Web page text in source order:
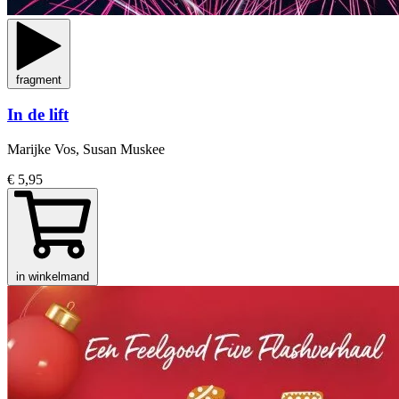
fragment
In de lift
Marijke Vos, Susan Muskee
€ 5,95
in winkelmand